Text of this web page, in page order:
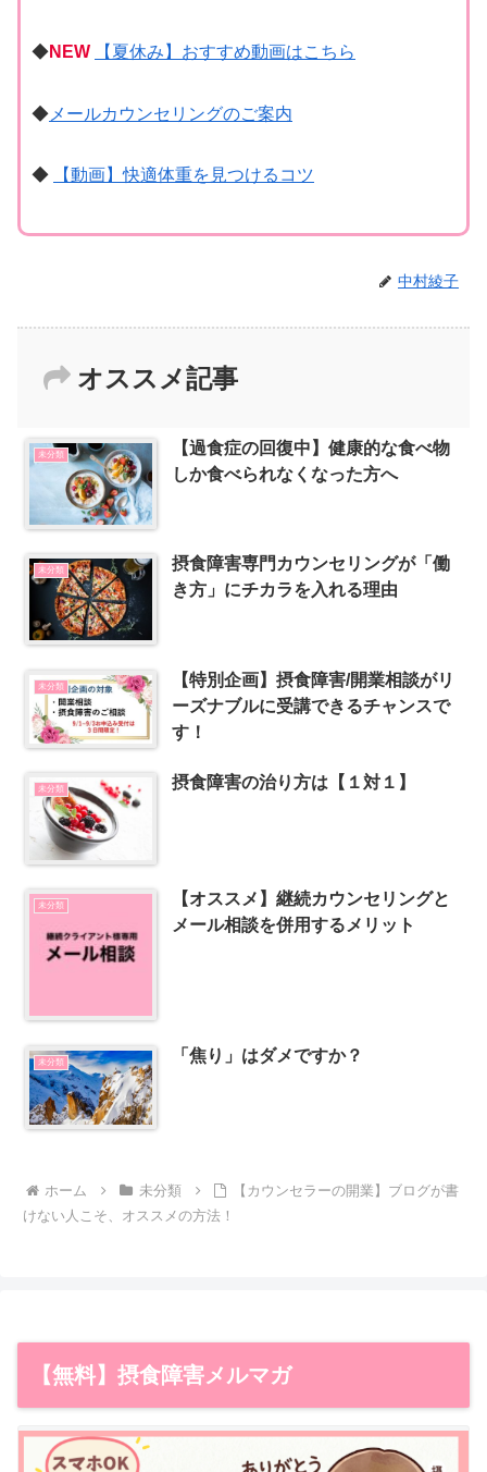
◆NEW 【夏休み】おすすめ動画はこちら
◆ メールカウンセリングのご案内
◆ 【動画】快適体重を見つけるコツ
中村綾子
オススメ記事
未分類
【過食症の回復中】健康的な食べ物
しか食べられなくなった方へ
未分類
摂食障害専門カウンセリングが「働
き方」にチカラを入れる理由
未分類
【特別企画】摂食障害/開業相談がリ
ーズナブルに受講できるチャンスで
す！
未分類 摂食障害の治り方は【１対１】
未分類
【オススメ】継続カウンセリングと
メール相談を併用するメリット
未分類 「焦り」はダメですか？
ホーム 未分類
【カウンセラーの開業】ブログが書
けない人こそ、オススメの方法！
【無料】摂食障害メルマガ